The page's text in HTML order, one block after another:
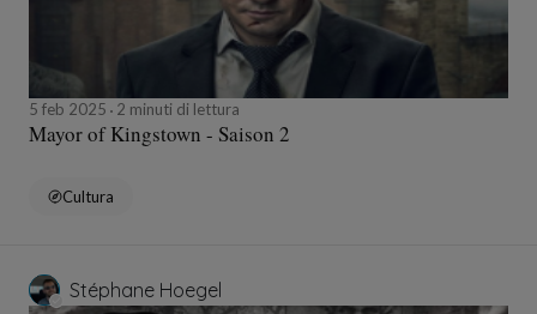
5 feb 2025 2 minuti di lettura
Mayor of Kingstown - Saison 2
Cultura
Stéphane Hoegel